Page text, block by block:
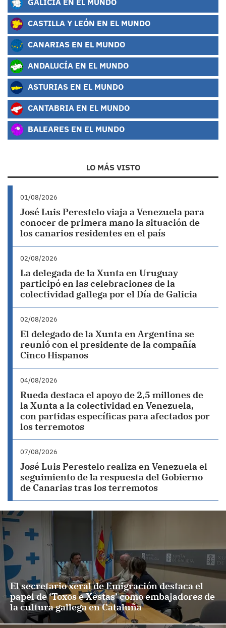
CASTILLA Y LEÓN EN EL MUNDO
CANARIAS EN EL MUNDO
ANDALUCÍA EN EL MUNDO
ASTURIAS EN EL MUNDO
CANTABRIA EN EL MUNDO
BALEARES EN EL MUNDO
LO MÁS VISTO
01/08/2026
José Luis Perestelo viaja a Venezuela para
conocer de primera mano la situación de
los canarios residentes en el país
02/08/2026
La delegada de la Xunta en Uruguay
participó en las celebraciones de la
colectividad gallega por el Día de Galicia
02/08/2026
El delegado de la Xunta en Argentina se
reunió con el presidente de la compañía
Cinco Hispanos
04/08/2026
Rueda destaca el apoyo de 2,5 millones de
la Xunta a la colectividad en Venezuela,
con partidas específicas para afectados por
los terremotos
07/08/2026
José Luis Perestelo realiza en Venezuela el
seguimiento de la respuesta del Gobierno
de Canarias tras los terremotos
El secretario xeral de Emigración destaca el
papel de ‘Toxos e Xestas’ como embajadores de
la cultura gallega en Cataluña